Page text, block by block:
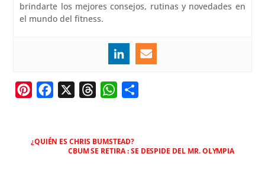
brindarte los mejores consejos, rutinas y novedades en
el mundo del fitness.
t
e
e
a
W
t
s
a
¿QUIÉN ES CHRIS BUMSTEAD?
CBUM SE RETIRA : SE DESPIDE DEL MR. OLYMPIA